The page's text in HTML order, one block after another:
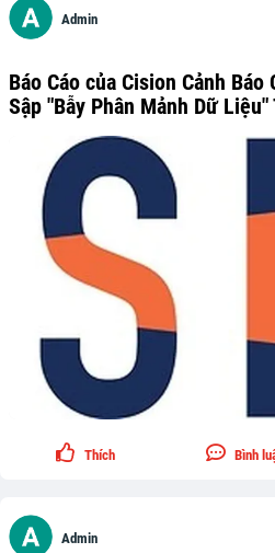
Admin
Báo Cáo của Cision Cảnh
Sập "Bẫy Phân Mảnh Dữ Liệu"
Thích Bình
Admin